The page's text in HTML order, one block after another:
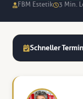
FBM Estetik
3 Min.
Schneller Termin